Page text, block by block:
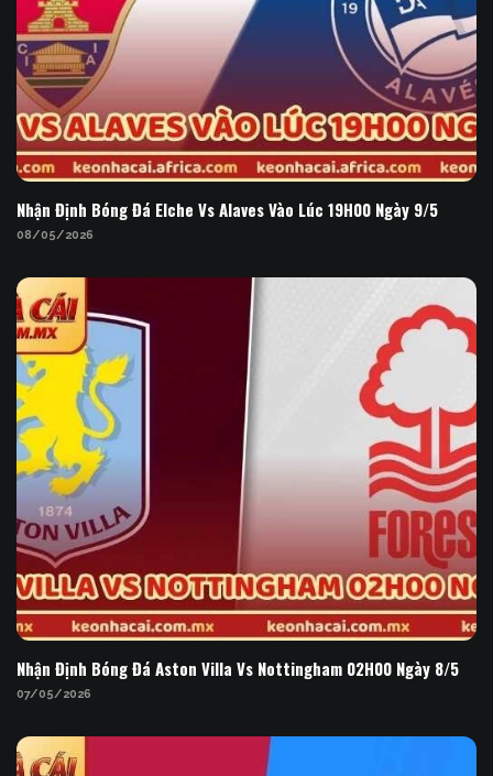
Nhận Định Bóng Đá Elche Vs Alaves Vào Lúc 19H00
Ngày 9/5
Nhận Định Bóng Đá Elche Vs Alaves Vào Lúc 19H00 Ngày 9/5
08/05/2026
Nhận Định Bóng Đá Aston Villa Vs Nottingham
02H00 Ngày 8/5
Nhận Định Bóng Đá Aston Villa Vs Nottingham 02H00 Ngày 8/5
07/05/2026